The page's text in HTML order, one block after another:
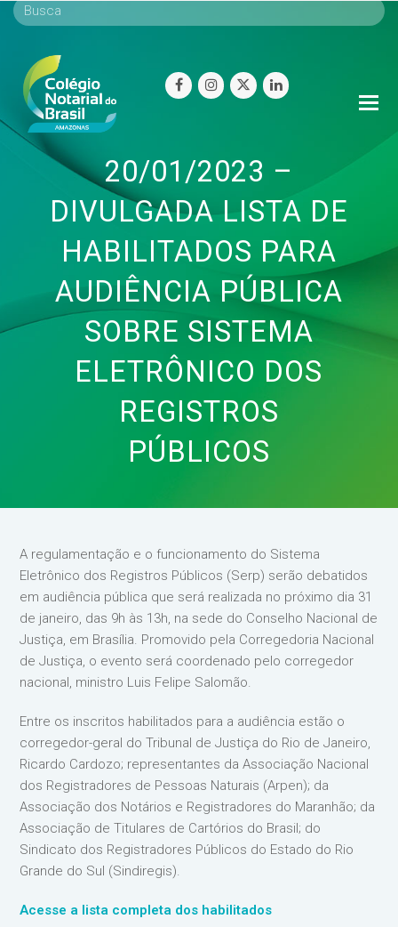
facebookinstagram
twitterlinkedin
20/01/2023 –
DIVULGADA LISTA DE
HABILITADOS PARA
AUDIÊNCIA PÚBLICA
SOBRE SISTEMA
ELETRÔNICO DOS
REGISTROS
PÚBLICOS
A regulamentação e o funcionamento do Sistema
Eletrônico dos Registros Públicos (Serp) serão debatidos
em audiência pública que será realizada no próximo dia 31
de janeiro, das 9h às 13h, na sede do Conselho Nacional de
Justiça, em Brasília. Promovido pela Corregedoria Nacional
de Justiça, o evento será coordenado pelo corregedor
nacional, ministro Luis Felipe Salomão.
Entre os inscritos habilitados para a audiência estão o
corregedor-geral do Tribunal de Justiça do Rio de Janeiro,
Ricardo Cardozo; representantes da Associação Nacional
dos Registradores de Pessoas Naturais (Arpen); da
Associação dos Notários e Registradores do Maranhão; da
Associação de Titulares de Cartórios do Brasil; do
Sindicato dos Registradores Públicos do Estado do Rio
Grande do Sul (Sindiregis).
Acesse a lista completa dos habilitados